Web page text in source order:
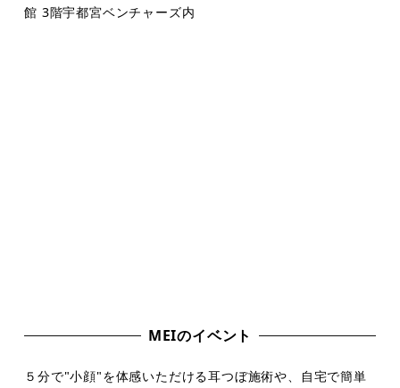
館 3階宇都宮ベンチャーズ内
MEIのイベント
５分で"小顔"を体感いただける耳つぼ施術や、自宅で簡単